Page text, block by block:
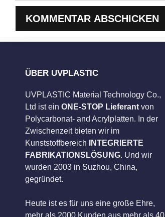
ÜBER UVPLASTIC
UVPLASTIC Material Technology Co.,
Ltd ist ein ONE-STOP Lieferant von
Polycarbonat- and Acrylplatten. In der
Zwischenzeit bieten wir im
Kunststoffbereich
INTEGRIERTE
FABRIKATIONSLÖSUNG. Und wir
wurden 2003 in Suzhou, China,
gegründet.
Heute ist es für uns eine große Ehre,
mehr als 2000 Kunden aus mehr als 40